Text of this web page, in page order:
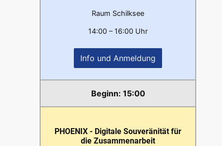
Raum Schilksee
14:00 – 16:00 Uhr
Info und Anmeldung
15:00
PHOENIX - Digitale Souveränität für
die Zusammenarbeit